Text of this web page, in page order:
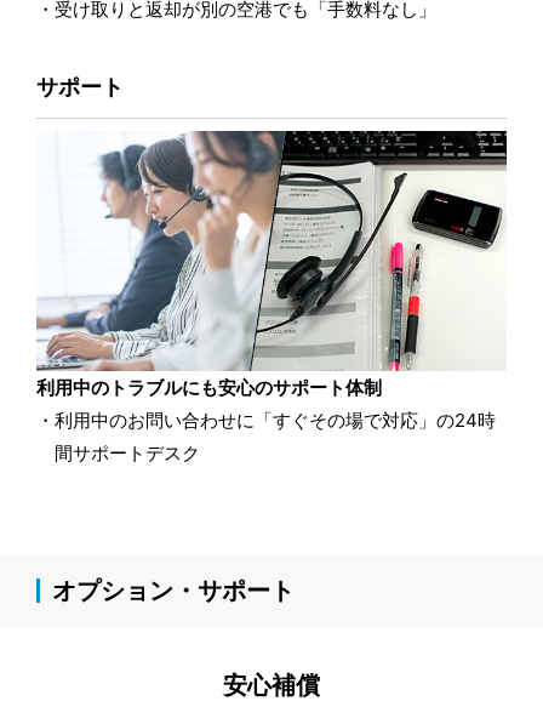
受け取りと返却が別の空港でも「手数料なし」
サポート
利用中のトラブルにも安心のサポート体制
利用中のお問い合わせに「すぐその場で対応」の24時
間サポートデスク
オプション・サポート
安心補償